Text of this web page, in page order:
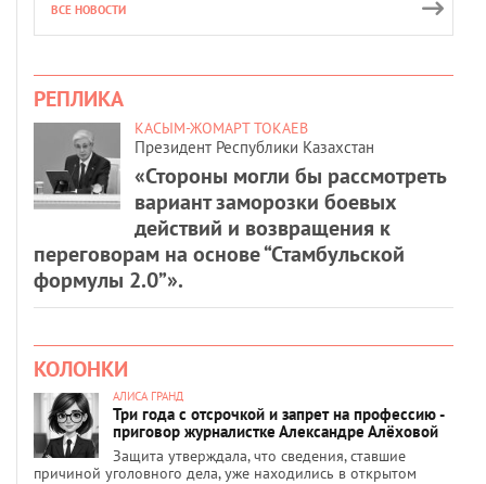
ВСЕ НОВОСТИ
РЕПЛИКА
КАСЫМ-ЖОМАРТ ТОКАЕВ
Президент Республики Казахстан
«Стороны могли бы рассмотреть
вариант заморозки боевых
действий и возвращения к
переговорам на основе “Стамбульской
формулы 2.0”».
КОЛОНКИ
АЛИСА ГРАНД
Три года с отсрочкой и запрет на профессию -
приговор журналистке Александре Алёховой
Защита утверждала, что сведения, ставшие
причиной уголовного дела, уже находились в открытом